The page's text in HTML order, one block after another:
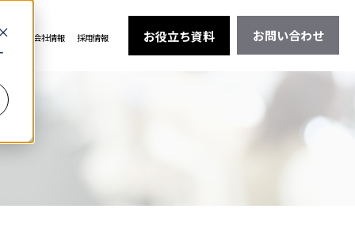
談 会社情報 採用情報 お役立ち資料 お問い合わせ